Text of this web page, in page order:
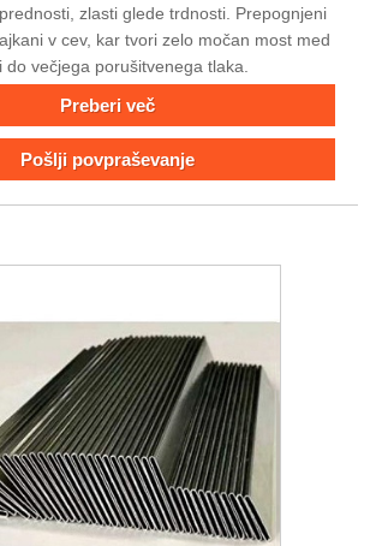
zlasti glede trdnosti. Prepognjeni
v cev, kar tvori zelo močan most med
do večjega porušitvenega tlaka.
Preberi več
Pošlji povpraševanje